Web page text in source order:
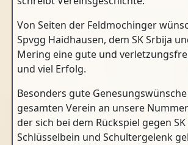
Von Seiten der Feldmochinger
Spvgg Haidhausen, dem SK Srbija
Mering eine gute und
und viel Erfolg.
Besonders gute
gesamten Verein an unsere
der sich bei dem Rückspiel gegen
Schlüsselbein und Schultergelenk